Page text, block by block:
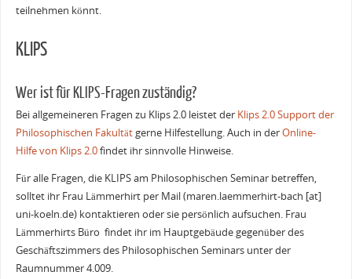
teilnehmen könnt.
KLIPS
Wer ist für KLIPS-Fragen zuständig?
Bei allgemeineren Fragen zu Klips 2.0 leistet der Klips 2.0 Support der
Philosophischen Fakultätgerne Hilfestellung. Auch in derOnline-
Hilfe von Klips 2.0findet ihr sinnvolle Hinweise.
Für alle Fragen, die KLIPS am Philosophischen Seminar betreffen,
solltet ihr Frau Lämmerhirt per Mail (maren.laemmerhirt-bach [at]
uni-koeln.de) kontaktieren oder sie persönlich aufsuchen. Frau
Lämmerhirts Büro findet ihr im Hauptgebäude gegenüber des
Geschäftszimmers des Philosophischen Seminars unter der
Raumnummer 4.009.